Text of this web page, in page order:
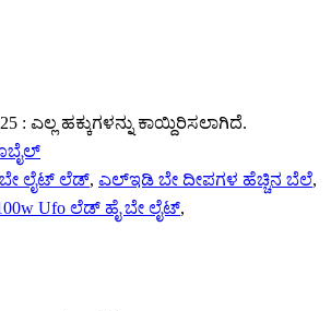
: ಎಲ್ಲ ಹಕ್ಕುಗಳನ್ನು ಕಾಯ್ದಿರಿಸಲಾಗಿದೆ.
ಬೇ ಲೈಟ್ ಲೆಡ್, ಎಲ್ಇಡಿ ಬೇ ದೀಪಗಳ ಹೆಚ್ಚಿನ ಬೆಲೆ,
Ufo ಲೆಡ್ ಹೈ ಬೇ ಲೈಟ್,